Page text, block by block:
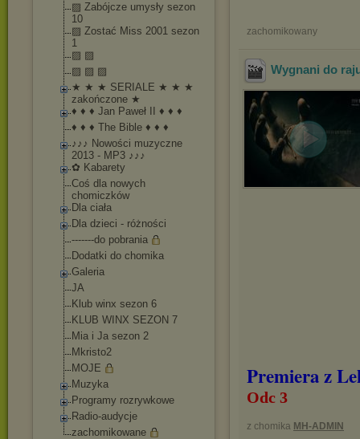
▨ Zabójcze umysły sezon
10
▨ Zostać Miss 2001 sezon
1
▨ ▨
▨ ▨ ▨
★ ★ ★ SERIALE ★ ★ ★
zakończone ★
♦ ♦ ♦ Jan Paweł II ♦ ♦ ♦
♦ ♦ ♦ The Bible ♦ ♦ ♦
♪♪♪ Nowości muzyczne
2013 - MP3 ♪♪♪
✿ Kabarety
Coś dla nowych
chomiczków
Dla ciała
Dla dzieci - różności
-------do pobrania
Dodatki do chomika
Galeria
JA
Klub winx sezon 6
KLUB WINX SEZON 7
Mia i Ja sezon 2
Mkristo2
MOJE
Muzyka
Programy rozrywkowe
Radio-audycje
zachomikowane
zachomikowany
Wygnani do
Premiera z
Odc 3
z chomika MH-ADMIN